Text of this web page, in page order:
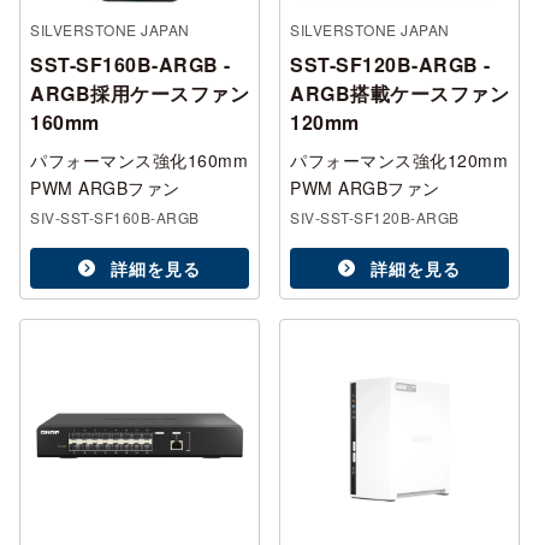
SILVERSTONE JAPAN
SST-SF160B-ARGB -
ARGB採用ケースファン
160mm
パフォーマンス強化160mm
PWM ARGBファン
SIV-SST-SF160B-ARGB
詳細を見る
SILVERSTONE JAPAN
SST-SF120B-ARGB -
ARGB搭載ケースファン
120mm
パフォーマンス強化120mm
PWM ARGBファン
SIV-SST-SF120B-ARGB
詳細を見る